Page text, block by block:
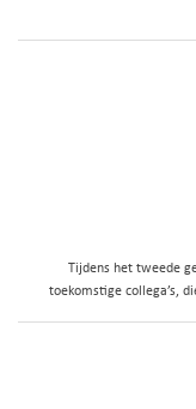
Tijdens het tweede
toekomstige collega’s,